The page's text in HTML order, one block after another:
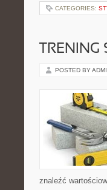
CATEGORIES:
TRENING
POSTED BY
znaleźć